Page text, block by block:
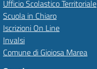
Ufficio Scolastico Territoriale
Scuola in Chiaro
Iscrizioni On Line
Invalsi
Comune di Gioiosa Marea